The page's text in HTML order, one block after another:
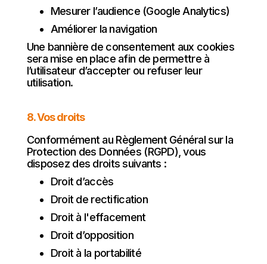
Mesurer l’audience (Google Analytics)
Améliorer la navigation
Une bannière de consentement aux cookies
sera mise en place afin de permettre à
l’utilisateur d’accepter ou refuser leur
utilisation.
8. Vos droits
Conformément au Règlement Général sur la
Protection des Données (RGPD), vous
disposez des droits suivants :
Droit d’accès
Droit de rectification
Droit à l'effacement
Droit d’opposition
Droit à la portabilité